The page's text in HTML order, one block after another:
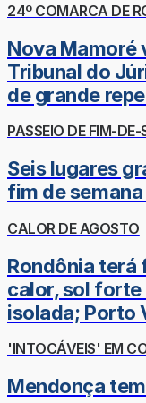
24º COMARCA DE
Nova Mamoré
Tribunal do
de grande
PASSEIO DE FIM-
Seis lugares
fim de
CALOR DE AGOSTO
Rondônia terá
calor, sol forte
isolada; Porto
'INTOCÁVEIS' EM
Mendonça